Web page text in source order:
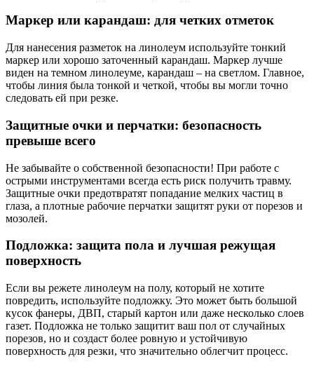
Маркер или карандаш: для четких отметок
Для нанесения разметок на линолеум используйте тонкий
маркер или хорошо заточенный карандаш. Маркер лучше
виден на темном линолеуме, карандаш – на светлом. Главное,
чтобы линия была тонкой и четкой, чтобы вы могли точно
следовать ей при резке.
Защитные очки и перчатки: безопасность
превыше всего
Не забывайте о собственной безопасности! При работе с
острыми инструментами всегда есть риск получить травму.
Защитные очки предотвратят попадание мелких частиц в
глаза, а плотные рабочие перчатки защитят руки от порезов и
мозолей.
Подложка: защита пола и лучшая режущая
поверхность
Если вы режете линолеум на полу, который не хотите
повредить, используйте подложку. Это может быть большой
кусок фанеры, ДВП, старый картон или даже несколько слоев
газет. Подложка не только защитит ваш пол от случайных
порезов, но и создаст более ровную и устойчивую
поверхность для резки, что значительно облегчит процесс.